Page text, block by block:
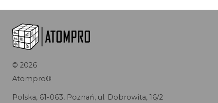
© 2026
Atompro®
Polska, 61-063, Poznań, ul. Dobrowita, 16/2